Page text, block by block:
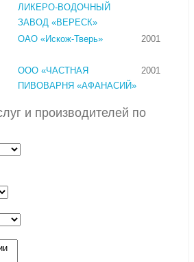
ЛИКЕРО-ВОДОЧНЫЙ
ЗАВОД «ВЕРЕСК»
ОАО «Искож-Тверь» 2001
ООО «ЧАСТНАЯ
ПИВОВАРНЯ «АФАНАСИЙ»
2001
и производителей по